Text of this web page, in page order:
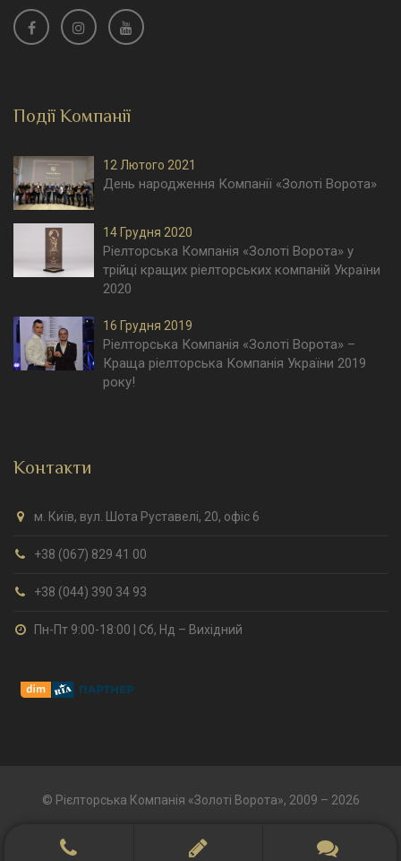
Події Компанії
12 Лютого 2021
День народження Компанії «Золоті Ворота»
14 Грудня 2020
Ріелторська Компанія «Золоті Ворота» у
трійці кращих ріелторських компаній України
2020
16 Грудня 2019
Ріелторська Компанія «Золоті Ворота» –
Краща ріелторська Компанія України 2019
року!
Контакти
м. Київ, вул. Шота Руставелі, 20, офіс 6
+38 (067) 829 41 00
+38 (044) 390 34 93
Пн-Пт 9:00-18:00 | Сб, Нд – Вихідний
© Рієлторська Компанія «Золоті Ворота», 2009 – 2026